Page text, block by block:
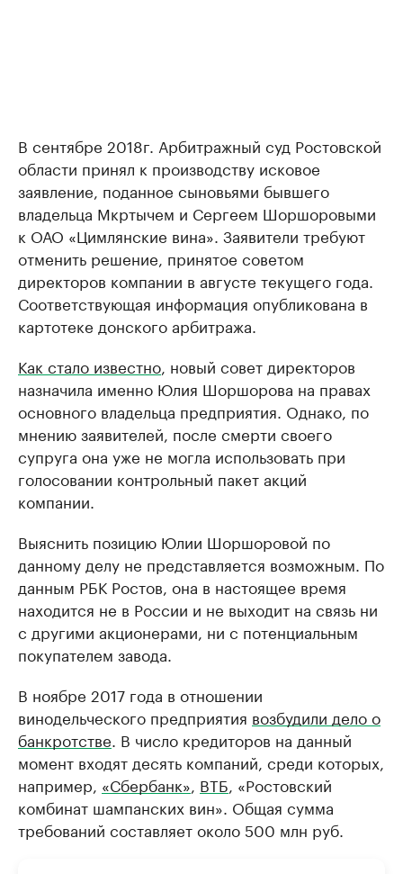
В сентябре 2018г. Арбитражный суд Ростовской
области принял к производству исковое
заявление, поданное сыновьями бывшего
владельца Мкртычем и Сергеем Шоршоровыми
к ОАО «Цимлянские вина». Заявители требуют
отменить решение, принятое советом
директоров компании в августе текущего года.
Соответствующая информация опубликована в
картотеке донского арбитража.
Как стало известно , новый совет директоров
назначила именно Юлия Шоршорова на правах
основного владельца предприятия. Однако, по
мнению заявителей, после смерти своего
супруга она уже не могла использовать при
голосовании контрольный пакет акций
компании.
Выяснить позицию Юлии Шоршоровой по
данному делу не представляется возможным. По
данным РБК Ростов, она в настоящее время
находится не в России и не выходит на связь ни
с другими акционерами, ни с потенциальным
покупателем завода.
В ноябре 2017 года в отношении
винодельческого предприятия возбудили дело о
банкротстве . В число кредиторов на данный
момент входят десять компаний, среди которых,
например, «Сбербанк» ВТБ , «Ростовский
комбинат шампанских вин». Общая сумма
требований составляет около 500 млн руб.